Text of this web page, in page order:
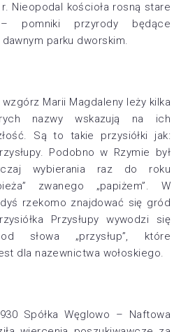
Nieopodal kościoła rosną stare
przyrody będące
parku dworskim.
Marii Magdaleny leży kilka
nazwy wskazują na ich
Są to takie przysiółki jak:
Podobno w Rzymie był
wybierania raz do roku
zwanego „papiżem”. W
rzekomo znajdować się gród
Przysłupy wywodzi się
słowa „przysłup”, które
dla nazewnictwa wołoskiego.
Spółka Węglowo – Naftowa